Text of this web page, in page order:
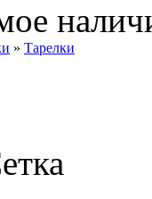
» Тарелки